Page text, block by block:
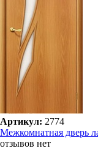
Артикул: 2774
Межкомнатная дверь
отзывов нет